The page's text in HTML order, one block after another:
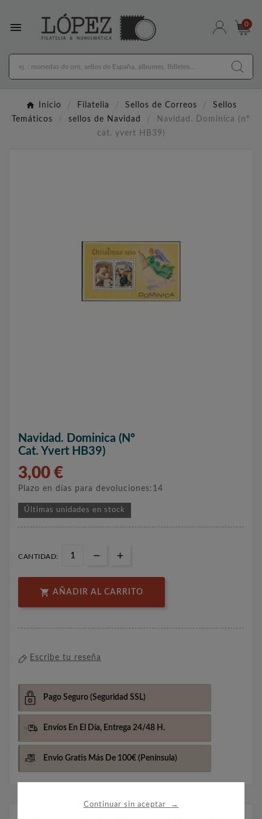
Continuar sin aceptar →
 0
Inicio Filatelia Sellos de Correos
Sellos
Temáticos
sellos de Navidad
Navidad. Dominica (nº
cat. yvert HB39)
Navidad. Dominica (nº
Cat. Yvert HB39)
3,00 €
Plazo en días para devoluciones:14
Últimas unidades en stock
CANTIDAD:
 AÑADIR AL CARRITO
Escribe tu reseña
Pago Seguro (Seguridad SSL)
Envíos En El Día, Entrega 24/48 H.
Envio Gratis Más De 100€ (Península)